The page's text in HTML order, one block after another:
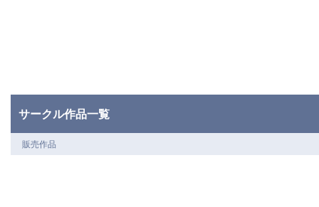
サークル作品一覧
販売作品